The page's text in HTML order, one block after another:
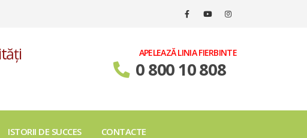
APELEAZĂ LINIA FIERBINTE
0 800 10 808
ISTORII DE SUCCES CONTACTE